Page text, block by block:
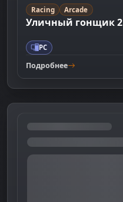
Racing Arcade
Уличный гонщик 2
PC
Подробнее